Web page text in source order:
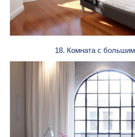
18. Комната с